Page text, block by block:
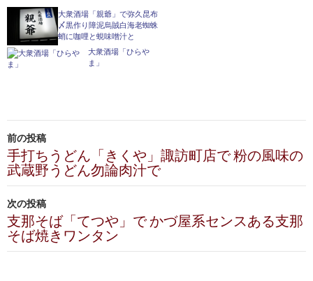
大衆酒場「親爺」で弥久昆布
〆黒作り障泥烏賊白海老蜘蛛
蛸に咖哩と蜆味噌汁と
大衆酒場「ひらや
ま」
投
稿
ナ
ビ
ゲ
ー
前の投稿
手打ちうどん「きくや」諏訪町店で 粉の風味の
武蔵野うどん勿論肉汁で
次の投稿
支那そば「てつや」で かづ屋系センスある支那
そば焼きワンタン